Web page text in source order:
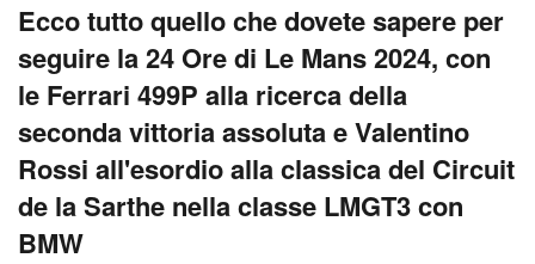
Ecco tutto quello che dovete sapere per
seguire la 24 Ore di Le Mans 2024, con
le Ferrari 499P alla ricerca della
seconda vittoria assoluta e Valentino
Rossi all'esordio alla classica del Circuit
de la Sarthe nella classe LMGT3 con
BMW